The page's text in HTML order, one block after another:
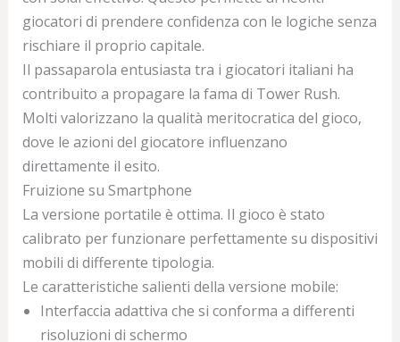
giocatori di prendere confidenza con le logiche senza
rischiare il proprio capitale.
Il passaparola entusiasta tra i giocatori italiani ha
contribuito a propagare la fama di Tower Rush.
Molti valorizzano la qualità meritocratica del gioco,
dove le azioni del giocatore influenzano
direttamente il esito.
Fruizione su Smartphone
La versione portatile è ottima. Il gioco è stato
calibrato per funzionare perfettamente su dispositivi
mobili di differente tipologia.
Le caratteristiche salienti della versione mobile:
Interfaccia adattiva che si conforma a differenti
risoluzioni di schermo